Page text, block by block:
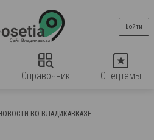
Справочник Спецтемы
Войти
ВО ВЛАДИКАВКАЗЕ